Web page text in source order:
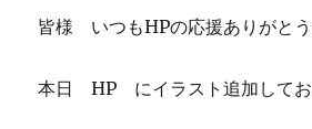
皆様 いつもHPの応援ありがと
本日 HP にイラスト追加してお